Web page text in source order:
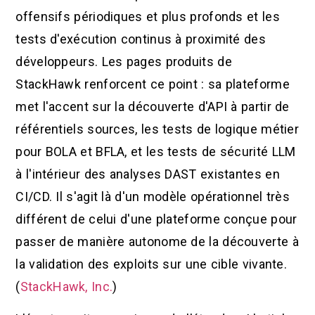
offensifs périodiques et plus profonds et les
tests d'exécution continus à proximité des
développeurs. Les pages produits de
StackHawk renforcent ce point : sa plateforme
met l'accent sur la découverte d'API à partir de
référentiels sources, les tests de logique métier
pour BOLA et BFLA, et les tests de sécurité LLM
à l'intérieur des analyses DAST existantes en
CI/CD. Il s'agit là d'un modèle opérationnel très
différent de celui d'une plateforme conçue pour
passer de manière autonome de la découverte à
la validation des exploits sur une cible vivante.
(StackHawk, Inc.)